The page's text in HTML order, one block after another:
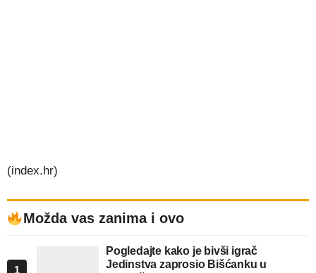
(index.hr)
Možda vas zanima i ovo
1
Pogledajte kako je bivši igrač
Jedinstva zaprosio Bišćanku u